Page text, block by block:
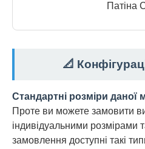
Патіна
📐
Стандартні розміри даної
Проте ви можете замовити
індивідуальними
замовлення доступні такі